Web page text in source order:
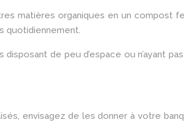
matières organiques en un compost
quotidiennement.
de peu d’espace ou n’ayant
envisagez de les donner à votre